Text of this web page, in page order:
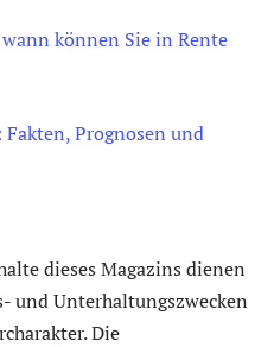
können Sie in Rente
Prognosen und
dieses Magazins dienen
und Unterhaltungszwecken
Die